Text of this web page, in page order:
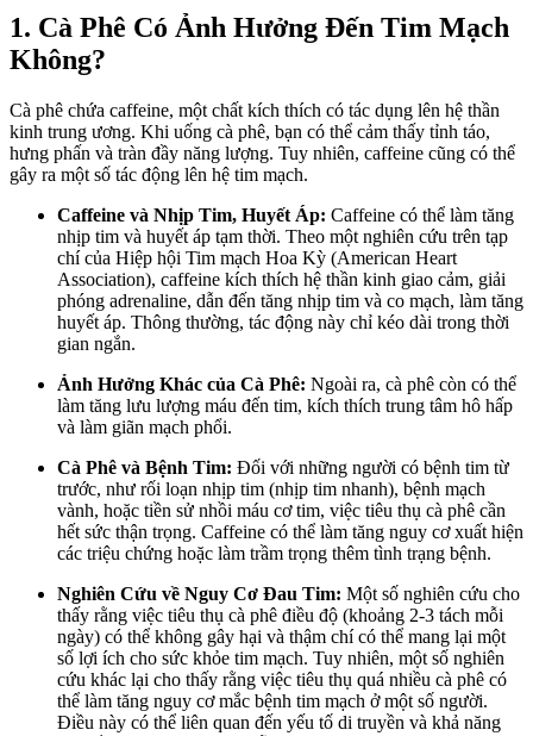
1. Cà Phê Có Ảnh Hưởng Đến Tim Mạch
Không?
Cà phê chứa caffeine, một chất kích thích có tác dụng lên hệ thần
kinh trung ương. Khi uống cà phê, bạn có thể cảm thấy tỉnh táo,
hưng phấn và tràn đầy năng lượng. Tuy nhiên, caffeine cũng có thể
gây ra một số tác động lên hệ tim mạch.
Caffeine và Nhịp Tim, Huyết Áp: Caffeine có thể làm tăng
nhịp tim và huyết áp tạm thời. Theo một nghiên cứu trên tạp
chí của Hiệp hội Tim mạch Hoa Kỳ (American Heart
Association), caffeine kích thích hệ thần kinh giao cảm, giải
phóng adrenaline, dẫn đến tăng nhịp tim và co mạch, làm tăng
huyết áp. Thông thường, tác động này chỉ kéo dài trong thời
gian ngắn.
Ảnh Hưởng Khác của Cà Phê: Ngoài ra, cà phê còn có thể
làm tăng lưu lượng máu đến tim, kích thích trung tâm hô hấp
và làm giãn mạch phổi.
Cà Phê và Bệnh Tim: Đối với những người có bệnh tim từ
trước, như rối loạn nhịp tim (nhịp tim nhanh), bệnh mạch
vành, hoặc tiền sử nhồi máu cơ tim, việc tiêu thụ cà phê cần
hết sức thận trọng. Caffeine có thể làm tăng nguy cơ xuất hiện
các triệu chứng hoặc làm trầm trọng thêm tình trạng bệnh.
Nghiên Cứu về Nguy Cơ Đau Tim: Một số nghiên cứu cho
thấy rằng việc tiêu thụ cà phê điều độ (khoảng 2-3 tách mỗi
ngày) có thể không gây hại và thậm chí có thể mang lại một
số lợi ích cho sức khỏe tim mạch. Tuy nhiên, một số nghiên
cứu khác lại cho thấy rằng việc tiêu thụ quá nhiều cà phê có
thể làm tăng nguy cơ mắc bệnh tim mạch ở một số người.
Điều này có thể liên quan đến yếu tố di truyền và khả năng